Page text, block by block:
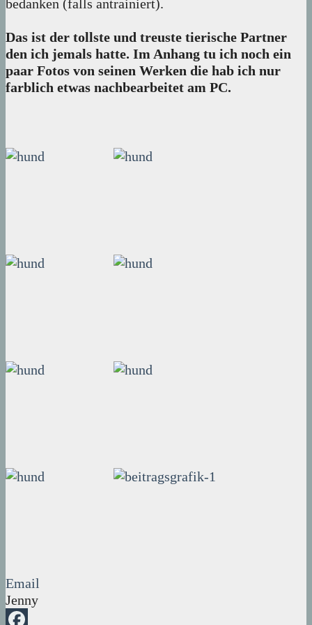
bedanken (falls antrainiert).
Das ist der tollste und treuste tierische Partner
den ich jemals hatte. Im Anhang tu ich noch ein
paar Fotos von seinen Werken die hab ich nur
farblich etwas nachbearbeitet am PC.
Email
Jenny